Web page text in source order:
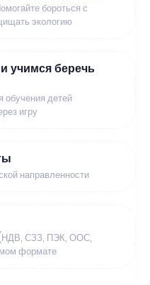
бороться с
экологию
учимся беречь
обучения детей
игру
направленности
(НДВ, СЗЗ, ПЭК, ООС,
формате